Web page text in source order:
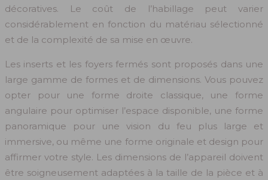
décoratives. Le coût de l’habillage peut varier
considérablement en fonction du matériau sélectionné
et de la complexité de sa mise en œuvre.
Les inserts et les foyers fermés sont proposés dans une
large gamme de formes et de dimensions. Vous pouvez
opter pour une forme droite classique, une forme
angulaire pour optimiser l’espace disponible, une forme
panoramique pour une vision du feu plus large et
immersive, ou même une forme originale et design pour
affirmer votre style. Les dimensions de l’appareil doivent
être soigneusement adaptées à la taille de la pièce et à